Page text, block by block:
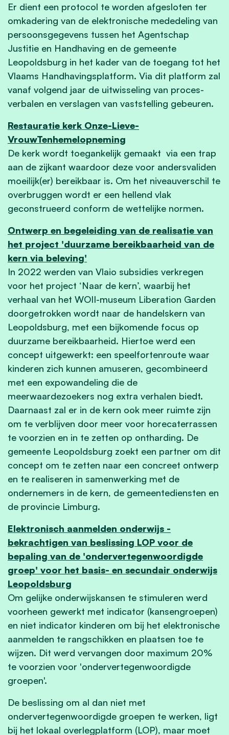
Er dient een protocol te worden afgesloten ter
omkadering van de elektronische mededeling van
persoonsgegevens tussen het Agentschap
Justitie en Handhaving en de gemeente
Leopoldsburg in het kader van de toegang tot het
Vlaams Handhavingsplatform. Via dit platform zal
vanaf volgend jaar de uitwisseling van proces-
verbalen en verslagen van vaststelling gebeuren.
Restauratie kerk Onze-Lieve-
VrouwTenhemelopneming
De kerk wordt toegankelijk gemaakt via een trap
aan de zijkant waardoor deze voor andersvaliden
moeilijk(er) bereikbaar is. Om het niveauverschil te
overbruggen wordt er een hellend vlak
geconstrueerd conform de wettelijke normen.
Ontwerp en begeleiding van de realisatie van
het project 'duurzame bereikbaarheid van de
kern via beleving'
In 2022 werden van Vlaio subsidies verkregen
voor het project ‘Naar de kern’, waarbij het
verhaal van het WOII-museum Liberation Garden
doorgetrokken wordt naar de handelskern van
Leopoldsburg, met een bijkomende focus op
duurzame bereikbaarheid. Hiertoe werd een
concept uitgewerkt: een speelfortenroute waar
kinderen zich kunnen amuseren, gecombineerd
met een expowandeling die de
meerwaardezoekers nog extra verhalen biedt.
Daarnaast zal er in de kern ook meer ruimte zijn
om te verblijven door meer voor horecaterrassen
te voorzien en in te zetten op ontharding. De
gemeente Leopoldsburg zoekt een partner om dit
concept om te zetten naar een concreet ontwerp
en te realiseren in samenwerking met de
ondernemers in de kern, de gemeentediensten en
de provincie Limburg.
Elektronisch aanmelden onderwijs -
bekrachtigen van beslissing LOP voor de
bepaling van de 'ondervertegenwoordigde
groep' voor het basis- en secundair onderwijs
Leopoldsburg
Om gelijke onderwijskansen te stimuleren werd
voorheen gewerkt met indicator (kansengroepen)
en niet indicator kinderen om bij het elektronische
aanmelden te rangschikken en plaatsen toe te
wijzen. Dit werd vervangen door maximum 20%
te voorzien voor 'ondervertegenwoordigde
groepen'.
De beslissing om al dan niet met
ondervertegenwoordigde groepen te werken, ligt
bij het lokaal overlegplatform (LOP), maar moet